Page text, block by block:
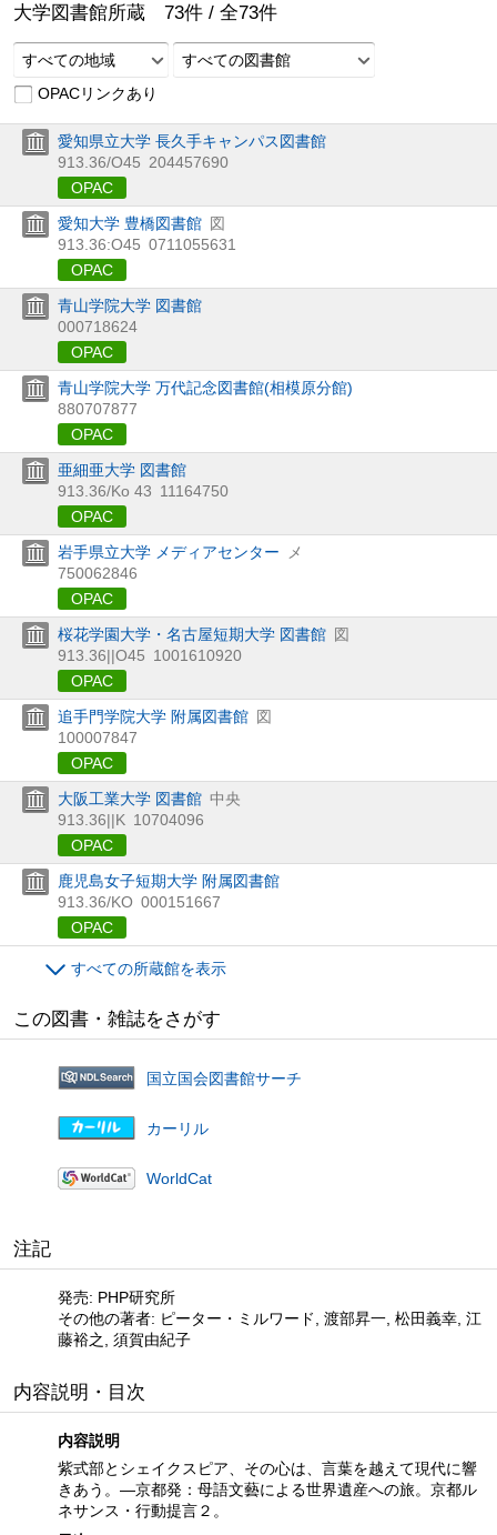
大学図書館所蔵 73件 / 全73件
すべての地域
すべての図書館
OPACリンクあり
愛知県立大学 長久手キャンパス図書館
913.36/O45 204457690
OPAC
愛知大学 豊橋図書館 図
913.36:O45 0711055631
OPAC
青山学院大学 図書館
000718624
OPAC
青山学院大学 万代記念図書館(相模原分館)
880707877
OPAC
亜細亜大学 図書館
913.36/Ko 43 11164750
OPAC
岩手県立大学 メディアセンター
メ
750062846
OPAC
桜花学園大学・名古屋短期大学 図書館 図
913.36||O45 1001610920
OPAC
追手門学院大学 附属図書館 図
100007847
OPAC
大阪工業大学 図書館 中央
913.36||K 10704096
OPAC
鹿児島女子短期大学 附属図書館
913.36/KO 000151667
OPAC
すべての所蔵館を表示
この図書・雑誌をさがす
国立国会図書館サーチ
カーリル
WorldCat
注記
発売: PHP研究所
その他の著者: ピーター・ミルワード, 渡部昇一, 松田義幸, 江
藤裕之, 須賀由紀子
内容説明・目次
内容説明
紫式部とシェイクスピア、その心は、言葉を越えて現代に響
きあう。—京都発：母語文藝による世界遺産への旅。京都ル
ネサンス・行動提言２。